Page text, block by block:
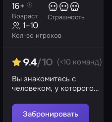
Возраст
16+
Страшность
Кол-во игроков
1–10
9.4/10 (<10 команд)
Вы знакомитесь с
человеком, у которого
существования
Слендермена…
Забронировать